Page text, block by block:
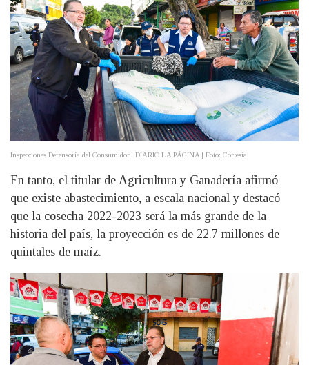
Inspecciones Defensoría del Consumidor.| DIARIO LA PÁGINA | Foto: Cortesía.
En tanto, el titular de Agricultura y Ganadería afirmó
que existe abastecimiento, a escala nacional y destacó
que la cosecha 2022-2023 será la más grande de la
historia del país, la proyección es de 22.7 millones de
quintales de maíz.